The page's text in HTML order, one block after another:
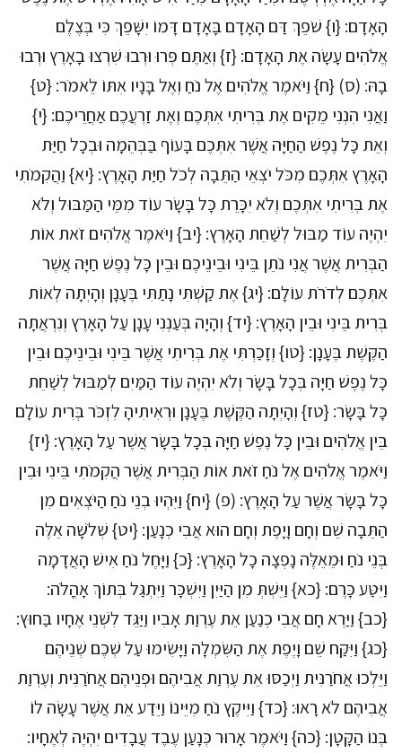
הָאָדָם: {ו} שֹׁפֵךְ דַּם הָאָדָם בָּאָדָם דָּמוֹ יִשָּׁפֵךְ כִּי בְּצֶלֶם
אֱלֹהִים עָשָׂה אֶת הָאָדָם: {ז} וְאַתֶּם פְּרוּ וּרְבוּ שִׁרְצוּ בָאָרֶץ וּרְבוּ
בָהּ: (ס) {ח} וַיֹּאמֶר אֱלֹהִים אֶל נֹחַ וְאֶל בָּנָיו אִתּוֹ לֵאמֹר: {ט}
וַאֲנִי הִנְנִי מֵקִים אֶת בְּרִיתִי אִתְּכֶם וְאֶת זַרְעֲכֶם אַחֲרֵיכֶם: {י}
וְאֵת כָּל נֶפֶשׁ הַחַיָּה אֲשֶׁר אִתְּכֶם בָּעוֹף בַּבְּהֵמָה וּבְכָל חַיַּת
הָאָרֶץ אִתְּכֶם מִכֹּל יֹצְאֵי הַתֵּבָה לְכֹל חַיַּת הָאָרֶץ: {יא} וַהֲקִמֹתִי
אֶת בְּרִיתִי אִתְּכֶם וְלֹא יִכָּרֵת כָּל בָּשָׂר עוֹד מִמֵּי הַמַּבּוּל וְלֹא
יִהְיֶה עוֹד מַבּוּל לְשַׁחֵת הָאָרֶץ: {יב} וַיֹּאמֶר אֱלֹהִים זֹאת אוֹת
הַבְּרִית אֲשֶׁר אֲנִי נֹתֵן בֵּינִי וּבֵינֵיכֶם וּבֵין כָּל נֶפֶשׁ חַיָּה אֲשֶׁר
אִתְּכֶם לְדֹרֹת עוֹלָם: {יג} אֶת קַשְׁתִּי נָתַתִּי בֶּעָנָן וְהָיְתָה לְאוֹת
בְּרִית בֵּינִי וּבֵין הָאָרֶץ: {יד} וְהָיָה בְּעַנְנִי עָנָן עַל הָאָרֶץ וְנִרְאֲתָה
הַקֶּשֶׁת בֶּעָנָן: {טו} וְזָכַרְתִּי אֶת בְּרִיתִי אֲשֶׁר בֵּינִי וּבֵינֵיכֶם וּבֵין
כָּל נֶפֶשׁ חַיָּה בְּכָל בָּשָׂר וְלֹא יִהְיֶה עוֹד הַמַּיִם לְמַבּוּל לְשַׁחֵת
כָּל בָּשָׂר: {טז} וְהָיְתָה הַקֶּשֶׁת בֶּעָנָן וּרְאִיתִיהָ לִזְכֹּר בְּרִית עוֹלָם
בֵּין אֱלֹהִים וּבֵין כָּל נֶפֶשׁ חַיָּה בְּכָל בָּשָׂר אֲשֶׁר עַל הָאָרֶץ: {יז}
וַיֹּאמֶר אֱלֹהִים אֶל נֹחַ זֹאת אוֹת הַבְּרִית אֲשֶׁר הֲקִמֹתִי בֵּינִי וּבֵין
כָּל בָּשָׂר אֲשֶׁר עַל הָאָרֶץ: (פ) {יח} וַיִּהְיוּ בְנֵי נֹחַ הַיֹּצְאִים מִן
הַתֵּבָה שֵׁם וְחָם וָיָפֶת וְחָם הוּא אֲבִי כְנָעַן: {יט} שְׁלֹשָׁה אֵלֶּה
בְּנֵי נֹחַ וּמֵאֵלֶּה נָפְצָה כָל הָאָרֶץ: {כ} וַיָּחֶל נֹחַ אִישׁ הָאֲדָמָה
וַיִּטַּע כָּרֶם: {כא} וַיֵּשְׁתְּ מִן הַיַּיִן וַיִּשְׁכָּר וַיִּתְגַּל בְּתוֹךְ אָהֳלֹה:
{כב} וַיַּרְא חָם אֲבִי כְנַעַן אֵת עֶרְוַת אָבִיו וַיַּגֵּד לִשְׁנֵי אֶחָיו בַּחוּץ:
{כג} וַיִּקַּח שֵׁם וָיֶפֶת אֶת הַשִּׂמְלָה וַיָּשִׂימוּ עַל שְׁכֶם שְׁנֵיהֶם
וַיֵּלְכוּ אֲחֹרַנִּית וַיְכַסּוּ אֵת עֶרְוַת אֲבִיהֶם וּפְנֵיהֶם אֲחֹרַנִּית וְעֶרְוַת
אֲבִיהֶם לֹא רָאוּ: {כד} וַיִּיקֶץ נֹחַ מִיֵּינוֹ וַיֵּדַע אֵת אֲשֶׁר עָשָׂה לוֹ
בְּנוֹ הַקָּטָן: {כה} וַיֹּאמֶר אָרוּר כְּנָעַן עֶבֶד עֲבָדִים יִהְיֶה לְאֶחָיו: